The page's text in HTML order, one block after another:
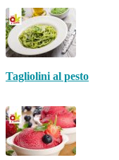
Tagliolini al pesto